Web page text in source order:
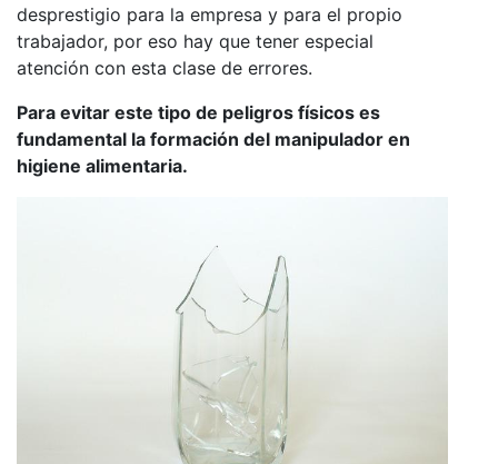
desprestigio para la empresa y para el propio
trabajador, por eso hay que tener especial
atención con esta clase de errores.
Para evitar este tipo de peligros físicos es
fundamental la formación del manipulador en
higiene alimentaria.